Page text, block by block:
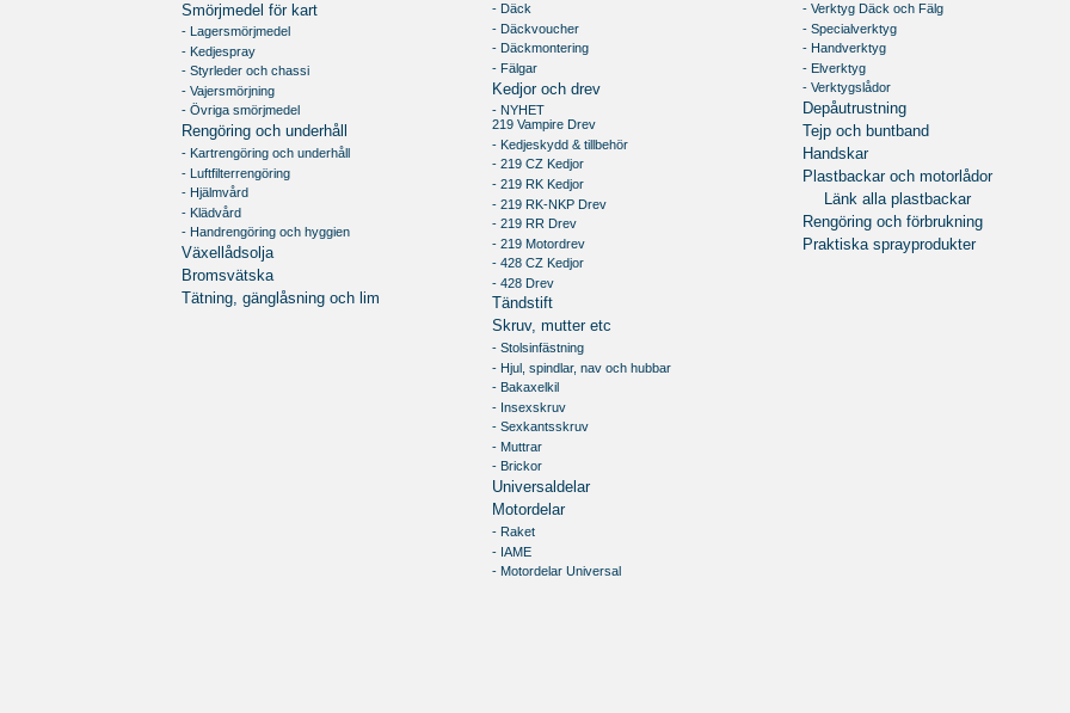
Smörjmedel för kart
- Lagersmörjmedel
- Kedjespray
- Styrleder och chassi
- Vajersmörjning
- Övriga smörjmedel
Rengöring och underhåll
- Kartrengöring och underhåll
- Luftfilterrengöring
- Hjälmvård
- Klädvård
- Handrengöring och hyggien
Växellådsolja
Bromsvätska
Tätning, gänglåsning och lim
- Däck
- Däckvoucher
- Däckmontering
- Fälgar
Kedjor och drev
- NYHET
219 Vampire Drev
- Kedjeskydd & tillbehör
- 219 CZ Kedjor
- 219 RK Kedjor
- 219 RK-NKP Drev
- 219 RR Drev
- 219 Motordrev
- 428 CZ Kedjor
- 428 Drev
Tändstift
Skruv, mutter etc
- Stolsinfästning
- Hjul, spindlar, nav och hubbar
- Bakaxelkil
- Insexskruv
- Sexkantsskruv
- Muttrar
- Brickor
Universaldelar
Motordelar
- Raket
- IAME
- Motordelar Universal
- Verktyg Däck och Fälg
- Specialverktyg
- Handverktyg
- Elverktyg
- Verktygslådor
Depåutrustning
Tejp och buntband
Handskar
Plastbackar och motorlådor
Länk alla plastbackar
Rengöring och förbrukning
Praktiska sprayprodukter